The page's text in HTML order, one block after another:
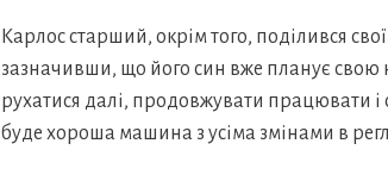
Карлос старший, окрім того, поділився
зазначивши, що його син вже планує свою
рухатися далі, продовжувати працювати і
буде хороша машина з усіма змінами в